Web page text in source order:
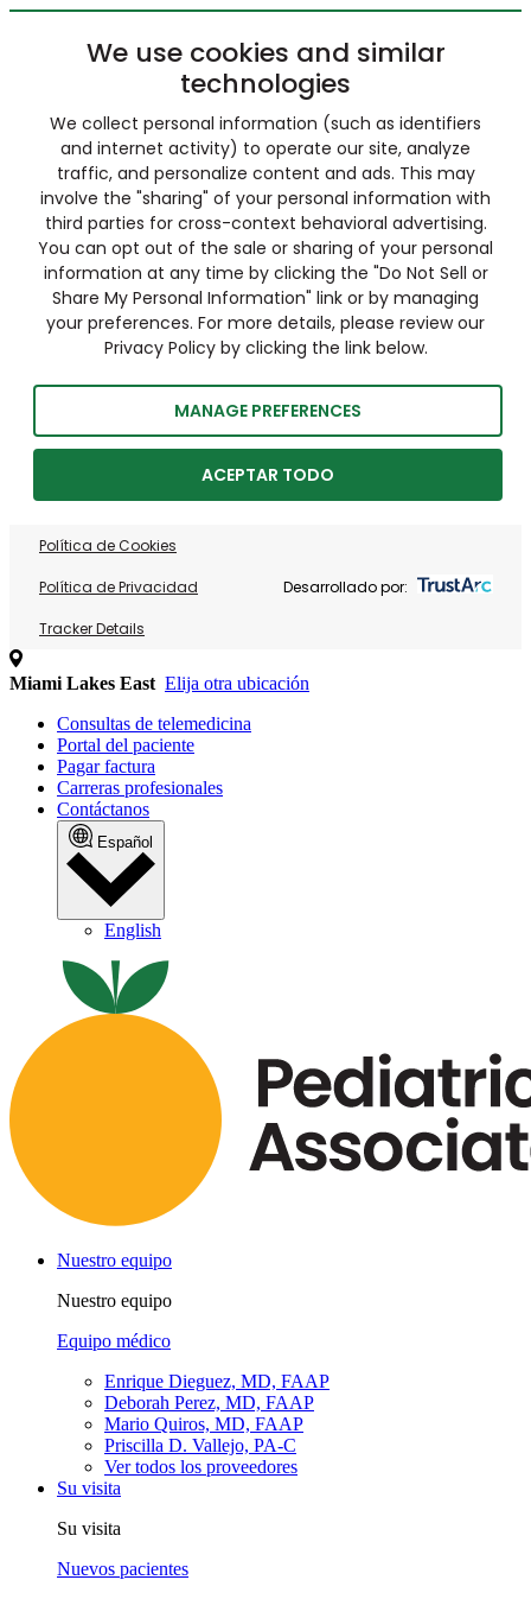
We use cookies and similar
technologies
We collect personal information (such as identifiers
and internet activity) to operate our site, analyze
traffic, and personalize content and ads. This may
involve the "sharing" of your personal information with
third parties for cross-context behavioral advertising.
You can opt out of the sale or sharing of your personal
information at any time by clicking the "Do Not Sell or
Share My Personal Information" link or by managing
your preferences. For more details, please review our
Privacy Policy by clicking the link below.
MANAGE PREFERENCES
ACEPTAR TODO
Política de Cookies
Política de Privacidad
Tracker Details
Desarrollado por:
Miami Lakes East Elija otra ubicación
Consultas de telemedicina
Portal del paciente
Pagar factura
Carreras profesionales
Contáctanos
Español
English
Nuestro equipo
Nuestro equipo
Equipo médico
Enrique Dieguez, MD, FAAP
Deborah Perez, MD, FAAP
Mario Quiros, MD, FAAP
Priscilla D. Vallejo, PA-C
Ver todos los proveedores
Su visita
Su visita
Nuevos pacientes